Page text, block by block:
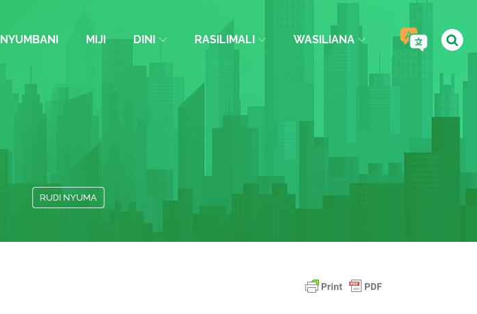
NYUMBANI MIJI DINI RASILIMALI WASILIANA
RUDI NYUMA